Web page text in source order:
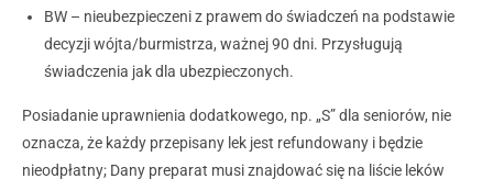
BW – nieubezpieczeni z prawem do świadczeń na podstawie
decyzji wójta/burmistrza, ważnej 90 dni. Przysługują
świadczenia jak dla ubezpieczonych.
Posiadanie uprawnienia dodatkowego, np. „S” dla seniorów, nie
oznacza, że każdy przepisany lek jest refundowany i będzie
nieodpłatny; Dany preparat musi znajdować się na liście leków